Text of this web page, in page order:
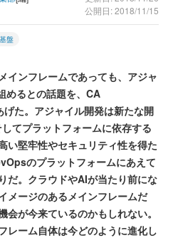
公開日: 2018/11/15
盤
インフレームであっても、アジャ
めるとの話題を、CA
た。アジャイル開発は新たな開
てプラットフォームに依存する
い堅牢性やセキュリティ性を得た
のプラットフォームにあえて
だ。クラウドやAIが当たり前にな
メージのあるメインフレームだ
が今来ているのかもしれない。
レーム自体は今どのように進化し